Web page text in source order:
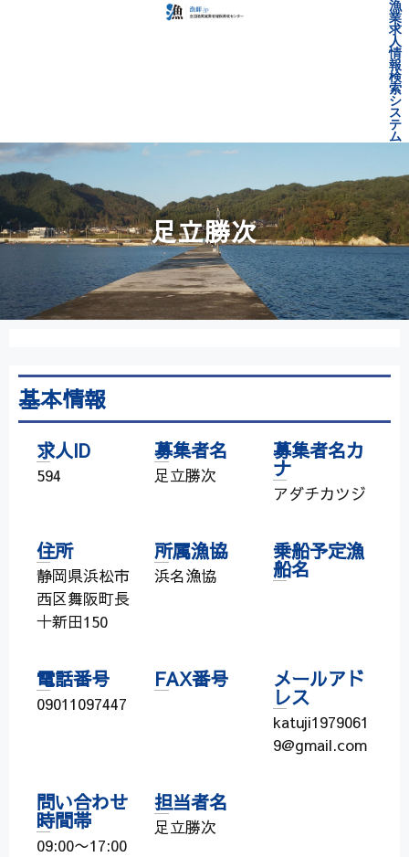
漁
業
求
人
情
報
検
索
シ
ス
テ
ム
足立勝次
基本情報
求人ID
594
募集者名
足立勝次
募集者名カ
ナ
アダチカツジ
住所
静岡県浜松市
西区舞阪町長
十新田150
所属漁協
浜名漁協
乗船予定漁
船名
電話番号
09011097447
FAX番号 メールアド
レス
katuji1979061
9@gmail.com
問い合わせ
時間帯
09:00〜17:00
担当者名
足立勝次